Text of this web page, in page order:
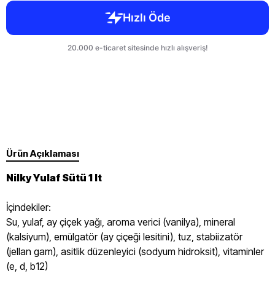
Ürün Açıklaması
Nilky Yulaf Sütü 1 lt
İçindekiler:
Su, yulaf, ay çiçek yağı, aroma verici (vanilya), mineral
(kalsiyum), emülgatör (ay çiçeği lesitini), tuz, stabiizatör
(jellan gam), asitlik düzenleyici (sodyum hidroksit), vitaminler
(e, d, b12)